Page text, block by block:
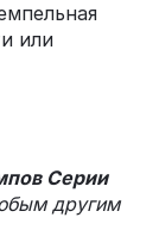
или
Серии
другим